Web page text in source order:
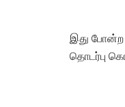
இது போன்ற
தொடர்பு